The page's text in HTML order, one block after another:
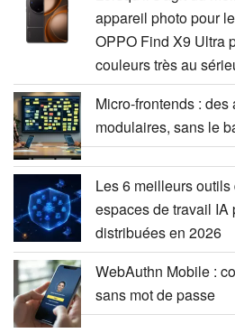
appareil photo pour
OPPO Find X9 Ultra
couleurs très au
Micro-frontends :
modulaires, sans le
Les 6 meilleurs
espaces de travail IA
distribuées en 2026
WebAuthn Mobile :
sans mot de passe